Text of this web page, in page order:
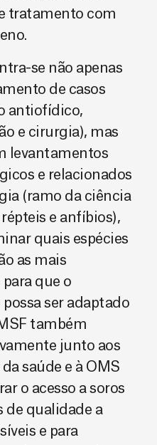
tratamento com
se não apenas
de casos
antiofídico,
e cirurgia), mas
levantamentos
e relacionados
(ramo da ciência
e anfíbios),
quais espécies
as mais
que o
ser adaptado
também
junto aos
saúde e à OMS
o acesso a soros
de qualidade a
e para